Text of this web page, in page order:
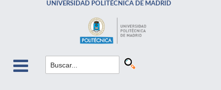
UNIVERSIDAD POLITÉCNICA DE MADRID